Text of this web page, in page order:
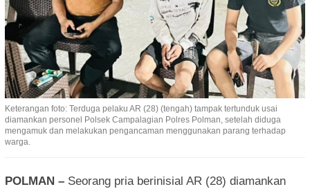
Keterangan foto: Terduga pelaku AR (28) (tengah) tampak tertunduk usai
diamankan personel Polsek Campalagian Polres Polman, setelah diduga
mengamuk dan melakukan pengancaman menggunakan parang terhadap
warga.
POLMAN – Seorang pria berinisial AR (28) diamankan